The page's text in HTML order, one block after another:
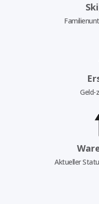
Geld-
Aktueller